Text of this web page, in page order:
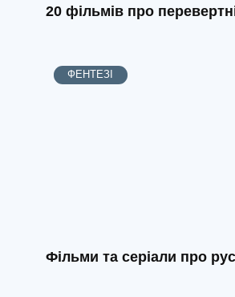
20 фільмів про
ФЕНТЕЗІ
Фільми та серіали про